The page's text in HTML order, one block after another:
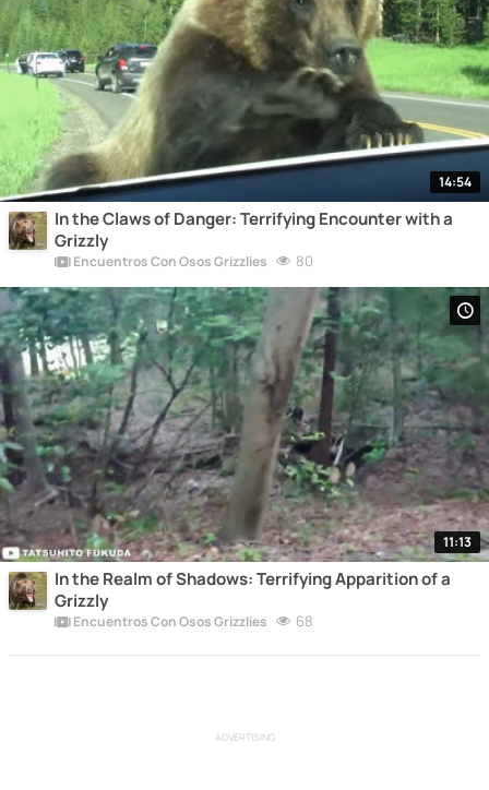
14:54
In the Claws of Danger: Terrifying Encounter with a
Grizzly
Encuentros Con Osos Grizzlies 80
11:13
In the Realm of Shadows: Terrifying Apparition of a
Grizzly
Encuentros Con Osos Grizzlies 68
ADVERTISING